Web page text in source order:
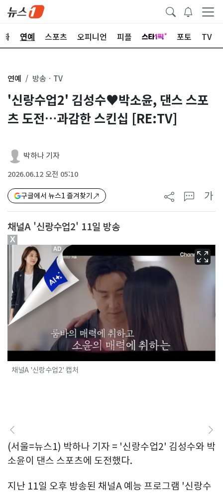
화 연예 스포츠 오피니언 피플 포토 TV
연예 방송ㆍTV
'신랑수업2' 김성수♥박소윤, 댄스 스포
츠 도전…과감한 스킨십 [RE:TV]
박하나 기자
2026.06.12 오전 05:10
구글에서 뉴스1 즐겨찾기 가
채널A '신랑수업2' 11일 방송
채널A '신랑수업2' 캡처
(서울=뉴스1) 박하나 기자 = '신랑수업2' 김성수와 박
소윤이 댄스 스포츠에 도전했다.
지난 11일 오후 방송된 채널A 예능 프로그램 '신랑수
X